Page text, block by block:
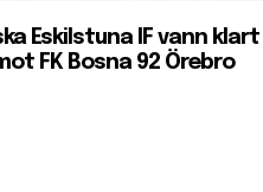
Eskilstuna IF vann klart
FK Bosna 92 Örebro